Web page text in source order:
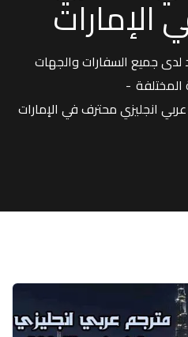
جميع السفارات والجهات
المختلفة
انجليزي محترف في الإمارات